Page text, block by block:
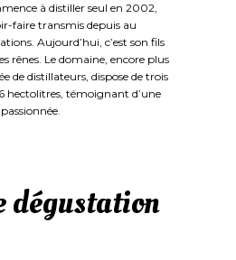
à distiller seul en 2002,
faire transmis depuis au
Aujourd’hui, c’est son fils
rênes. Le domaine, encore plus
de distillateurs, dispose de trois
hectolitres, témoignant d’une
dégustation